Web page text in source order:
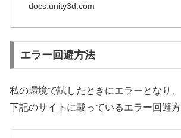
docs.unity3d.com
エラー回避方法
私の環境で試したときにエラーとなり
下記のサイトに載っているエラー回避方